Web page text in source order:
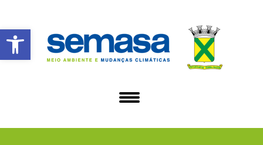
Abrir a barra de ferramentas